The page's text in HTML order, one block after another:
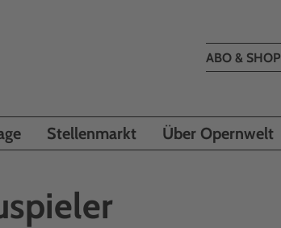
ABO & SHOP
Stellenmarkt Über Opernwelt